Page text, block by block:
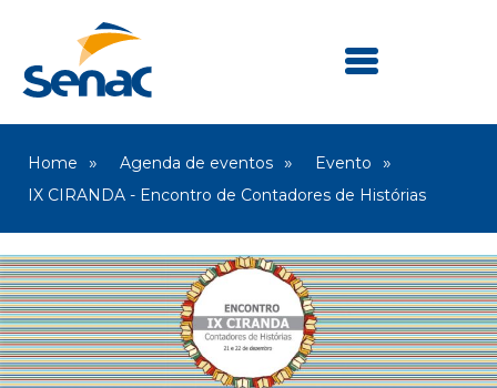
Home Agenda de eventos
Evento
IX CIRANDA - Encontro de Contadores de Histórias